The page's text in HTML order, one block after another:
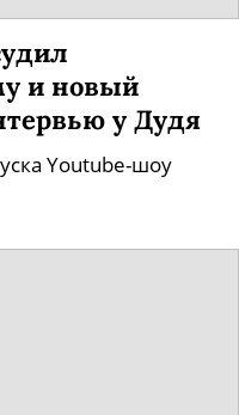
и новый
у Дудя
Youtube-шоу